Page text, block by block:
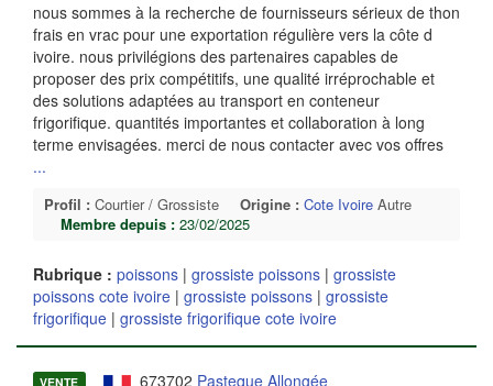
nous sommes à la recherche de fournisseurs sérieux de thon
frais en vrac pour une exportation régulière vers la côte d
ivoire. nous privilégions des partenaires capables de
proposer des prix compétitifs, une qualité irréprochable et
des solutions adaptées au transport en conteneur
frigorifique. quantités importantes et collaboration à long
terme envisagées. merci de nous contacter avec vos offres
...
Profil : Courtier / Grossiste Origine : Cote Ivoire Autre
Membre depuis : 23/02/2025
Rubrique : poissons | grossiste poissons | grossiste
poissons cote ivoire | grossiste poissons | grossiste
frigorifique | grossiste frigorifique cote ivoire
VENTE 673702 Pasteque Allongée